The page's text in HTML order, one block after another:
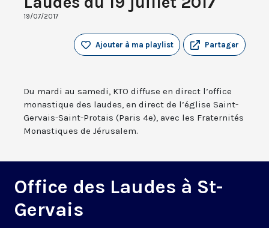
19/07/2017
Partager
Ajouter à ma playlist
Du mardi au samedi, KTO diffuse en direct l’office
monastique des laudes, en direct de l’église Saint-
Gervais-Saint-Protais (Paris 4e), avec les Fraternités
Monastiques de Jérusalem.
Office des Laudes à St-
Gervais